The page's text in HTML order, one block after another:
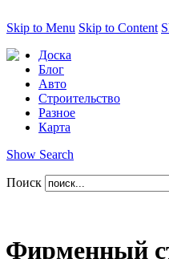
Skip to Menu Skip to Content
Доска
Блог
Авто
Строительство
Разное
Карта
Show Search
Поиск
Фирменный